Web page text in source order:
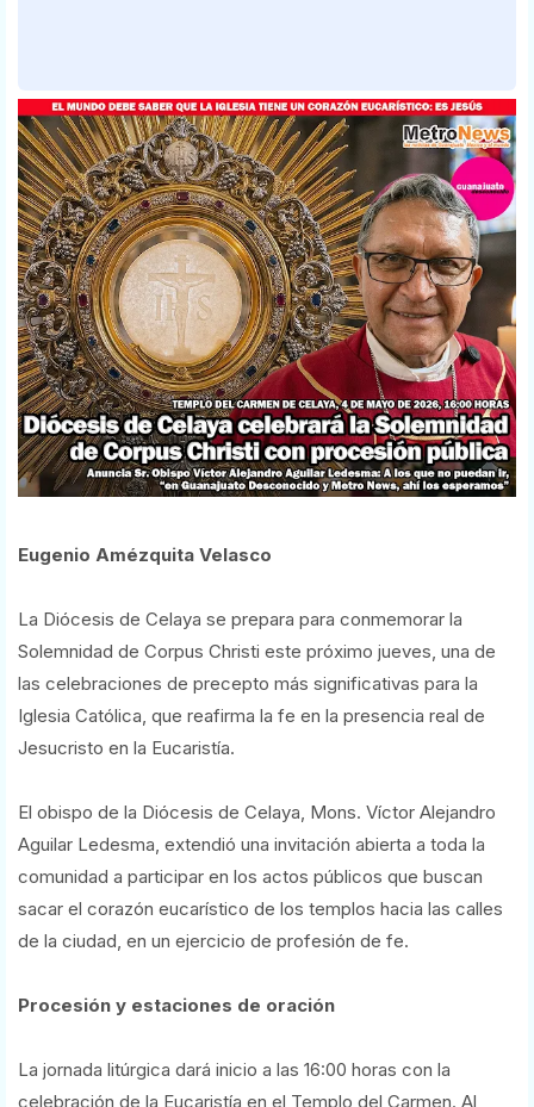
Eugenio Amézquita Velasco
La Diócesis de Celaya se prepara para conmemorar la
Solemnidad de Corpus Christi este próximo jueves, una de
las celebraciones de precepto más significativas para la
Iglesia Católica, que reafirma la fe en la presencia real de
Jesucristo en la Eucaristía.
El obispo de la Diócesis de Celaya, Mons. Víctor Alejandro
Aguilar Ledesma, extendió una invitación abierta a toda la
comunidad a participar en los actos públicos que buscan
sacar el corazón eucarístico de los templos hacia las calles
de la ciudad, en un ejercicio de profesión de fe.
Procesión y estaciones de oración
La jornada litúrgica dará inicio a las 16:00 horas con la
celebración de la Eucaristía en el Templo del Carmen. Al